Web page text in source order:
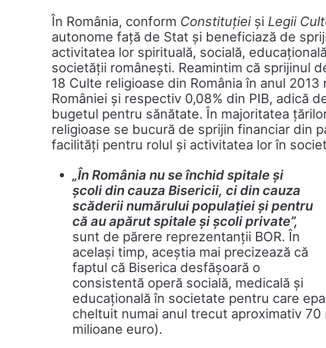
În România, conform Constituţieişi Legii
autonome faţă de Stat şi beneficiază de
activitatea lor spirituală, socială,
societăţii româneşti. Reamintim că sprijinul
18 Culte religioase din România în anul
României şi respectiv 0,08% din PIB, adică
bugetul pentru sănătate. În majoritatea
religioase se bucură de sprijin financiar din
facilităţi pentru rolul şi activitatea lor în
„În România nu se închid spitale şi
şcoli din cauza Bisericii, ci din cauza
scăderii numărului populaţiei şi pentru
că au apărut spitale şi şcoli private”,
sunt de părere reprezentanții BOR. În
acelaşi timp, aceștia mai precizează că
faptul că Biserica desfăşoară o
consistentă operă socială, medicală şi
educaţională în societate pentru care
cheltuit numai anul trecut aproximativ 70
milioane euro).